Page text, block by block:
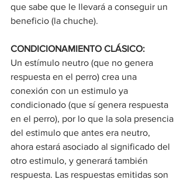
que sabe que le llevará a conseguir un
beneficio (la chuche).
CONDICIONAMIENTO CLÁSICO:
Un estímulo neutro (que no genera
respuesta en el perro) crea una
conexión con un estimulo ya
condicionado (que sí genera respuesta
en el perro), por lo que la sola presencia
del estimulo que antes era neutro,
ahora estará asociado al significado del
otro estimulo, y generará también
respuesta. Las respuestas emitidas son